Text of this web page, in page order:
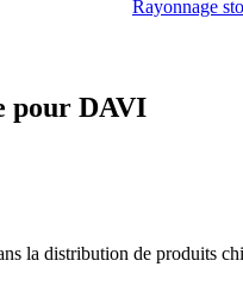
Rayonnage
pour DAVI
la distribution de produits